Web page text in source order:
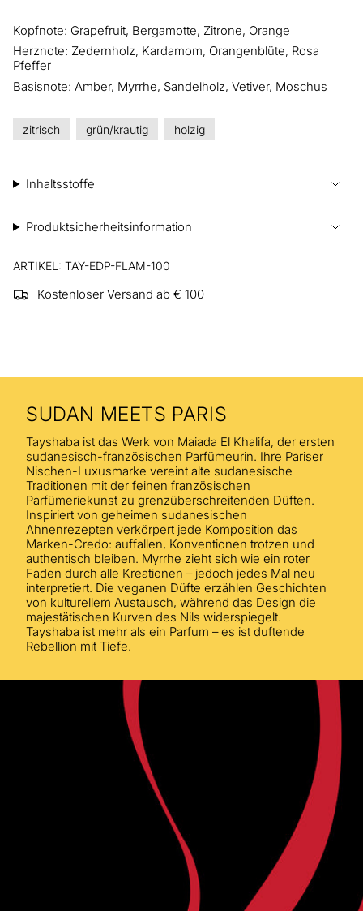
Kopfnote: Grapefruit, Bergamotte, Zitrone, Orange
Herznote: Zedernholz, Kardamom, Orangenblüte, Rosa
Pfeffer
Basisnote: Amber, Myrrhe, Sandelholz, Vetiver, Moschus
zitrisch grün/krautig holzig
Inhaltsstoffe
Produktsicherheitsinformation
ARTIKEL: TAY-EDP-FLAM-100
Kostenloser Versand ab € 100
SUDAN MEETS PARIS
Tayshaba ist das Werk von Maiada El Khalifa, der ersten
sudanesisch-französischen Parfümeurin. Ihre Pariser
Nischen-Luxusmarke vereint alte sudanesische
Traditionen mit der feinen französischen
Parfümeriekunst zu grenzüberschreitenden Düften.
Inspiriert von geheimen sudanesischen
Ahnenrezepten verkörpert jede Komposition das
Marken-Credo: auffallen, Konventionen trotzen und
authentisch bleiben. Myrrhe zieht sich wie ein roter
Faden durch alle Kreationen – jedoch jedes Mal neu
interpretiert. Die veganen Düfte erzählen Geschichten
von kulturellem Austausch, während das Design die
majestätischen Kurven des Nils widerspiegelt.
Tayshaba ist mehr als ein Parfum – es ist duftende
Rebellion mit Tiefe.